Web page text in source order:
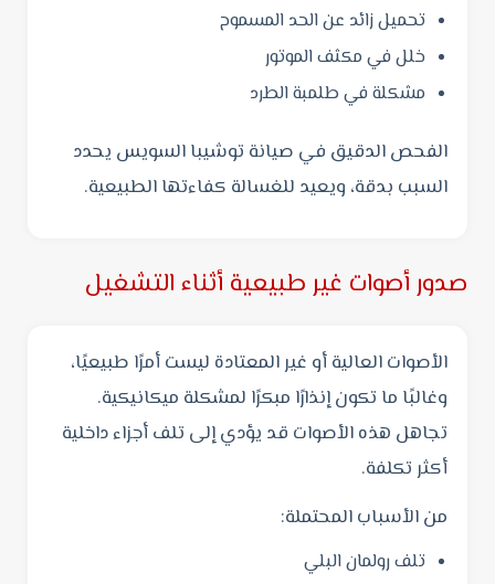
تحميل زائد عن الحد المسموح
خلل في مكثف الموتور
مشكلة في طلمبة الطرد
الفحص الدقيق في صيانة توشيبا السويس يحدد
السبب بدقة، ويعيد للغسالة كفاءتها الطبيعية.
صدور أصوات غير طبيعية أثناء التشغيل
الأصوات العالية أو غير المعتادة ليست أمرًا طبيعيًا،
وغالبًا ما تكون إنذارًا مبكرًا لمشكلة ميكانيكية.
تجاهل هذه الأصوات قد يؤدي إلى تلف أجزاء داخلية
أكثر تكلفة.
من الأسباب المحتملة:
تلف رولمان البلي